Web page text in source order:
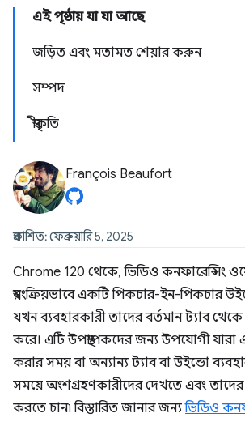
এই পৃষ্ঠায় যা যা আছে
জড়িত এবং মতামত শেয়ার করুন
সম্পদ
স্বীকৃতি
François Beaufort
প্রকাশিত: ফেব্রুয়ারি 5, 2025
Chrome 120 থেকে, ভিডিও কনফারেন্সিং
স্বয়ংক্রিয়ভাবে একটি পিকচার-ইন-পিকচার
যখন ব্যবহারকারী তাদের বর্তমান ট্যাব
করে। এটি উপস্থাপকদের জন্য উপযোগী যারা
করার সময় বা অন্যান্য ট্যাব বা উইন্ডো
সময়ে অংশগ্রহণকারীদের দেখতে এবং
করতে চান৷ বিস্তারিত জানার জন্যভিডিও